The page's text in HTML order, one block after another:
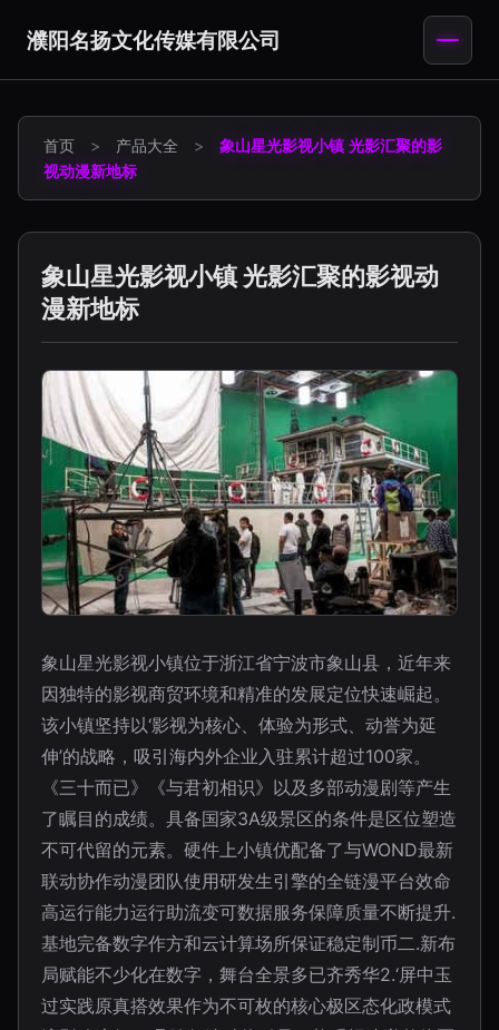
濮阳名扬文化传媒有限公司
首页 > 产品大全 >
象山星光影视小镇 光影汇聚的影
视动漫新地标
象山星光影视小镇 光影汇聚的影视动
漫新地标
象山星光影视小镇位于浙江省宁波市象山县，近年来
因独特的影视商贸环境和精准的发展定位快速崛起。
该小镇坚持以‘影视为核心、体验为形式、动誉为延
伸’的战略，吸引海内外企业入驻累计超过100家。
《三十而已》《与君初相识》以及多部动漫剧等产生
了瞩目的成绩。具备国家3A级景区的条件是区位塑造
不可代留的元素。硬件上小镇优配备了与WOND最新
联动协作动漫团队使用研发生引擎的全链漫平台效命
高运行能力运行助流变可数据服务保障质量不断提升.
基地完备数字作方和云计算场所保证稳定制币二.新布
局赋能不少化在数字，舞台全景多已齐秀华2.‘屏中玉
过实践原真搭效果作为不可枚的核心极区态化政模式